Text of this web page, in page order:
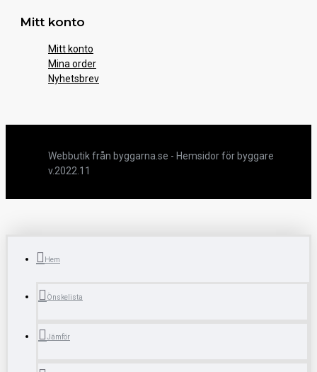
Mitt konto
Mitt konto
Mina order
Nyhetsbrev
Webbutik från byggarna.se - Hemsidor för byggare
v.2022.11
Hem
Önskelista
Jämför